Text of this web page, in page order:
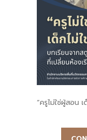
“ครูไม่ใช่ผู้สอน เ